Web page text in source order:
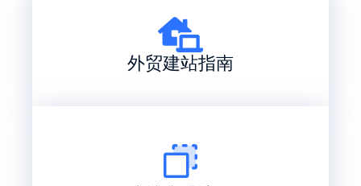
外贸建站指南